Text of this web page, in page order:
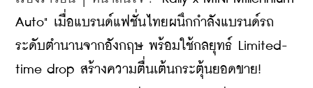
Auto" เมื่อแบรนด์แฟชั่นไทยผนึกกำลังแบรนด์รถ
ระดับตำนานจากอังกฤษ พร้อมใช้กลยุทธ์ Limited-
time drop สร้างความตื่นเต้นกระตุ้นยอดขาย!